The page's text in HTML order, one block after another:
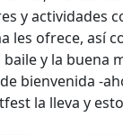
y actividades
les ofrece, así
y la buena
bienvenida -
la lleva y